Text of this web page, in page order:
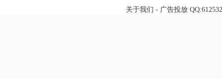
关于我们 - 广告投放 QQ:612532